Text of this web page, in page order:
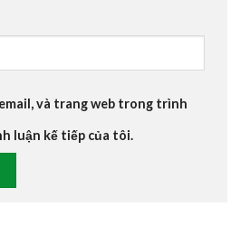
và trang web trong trình
luận kế tiếp của tôi.